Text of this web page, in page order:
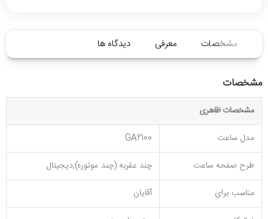
مشخصات معرفی دیدگاه ها
مشخصات
مشخصات ظاهری
مدل ساعت
GA2100
طرح صفحه ساعت
چند عقربه (چند موتوره),دیجیتال
مناسب برای
آقایان